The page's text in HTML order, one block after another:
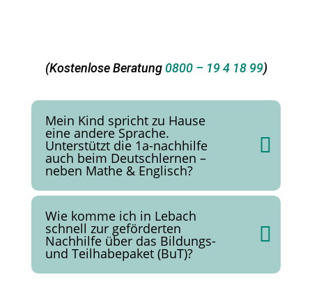
(Kostenlose Beratung0800 – 19 4 18 99)
Mein Kind spricht zu Hause
eine andere Sprache.
Unterstützt die 1a-nachhilfe
auch beim Deutschlernen –
neben Mathe & Englisch?
Wie komme ich in Lebach
schnell zur geförderten
Nachhilfe über das Bildungs-
und Teilhabepaket (BuT)?